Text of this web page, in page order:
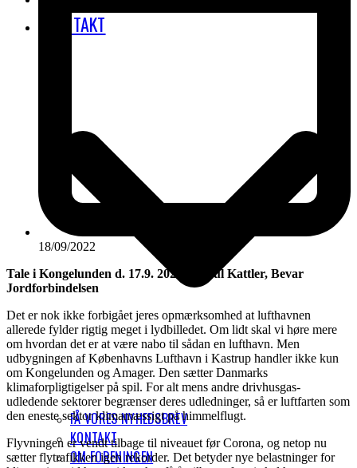
KONTAKT
FÅ VORES NYHEDSBREV
KONTAKT
OM FORENINGEN
18/09/2022
Tale i Kongelunden d. 17.9. 2022 af Poul Kattler, Bevar
Jordforbindelsen
Det er nok ikke forbigået jeres opmærksomhed at lufthavnen
allerede fylder rigtig meget i lydbilledet. Om lidt skal vi høre mere
om hvordan det er at være nabo til sådan en lufthavn. Men
udbygningen af Københavns Lufthavn i Kastrup handler ikke kun
om Kongelunden og Amager. Den sætter Danmarks
klimaforpligtigelser på spil. For alt mens andre drivhusgas-
udledende sektorer begrænser deres udledninger, så er luftfarten som
den eneste sektor klimamæssigt på himmelflugt.
Flyvningen er vendt tilbage til niveauet før Corona, og netop nu
sætter flytrafikken igen rekorder. Det betyder nye belastninger for